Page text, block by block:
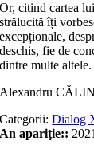
Or, citind cartea
strălucită îți
excepționale,
deschis, fie de
dintre multe altele.
Alexandru
Categorii:Dialog
An apariţie::